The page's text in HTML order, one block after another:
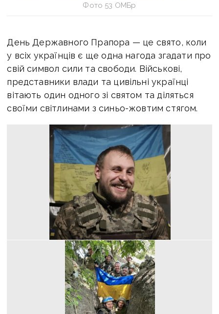
Фото 53 ОМБр
День Державного Прапора — це свято, коли
у всіх українців є ще одна нагода згадати про
свій символ сили та свободи. Військові,
представники влади та цивільні українці
вітають один одного зі святом та діляться
своїми світлинами з синьо-жовтим стягом.